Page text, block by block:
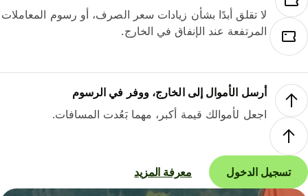
لا تقلق أبدًا بشأن زيادات سعر الصرف، أو رسوم المعاملات
المرتفعة عند الإنفاق في الخارج.
أرسل الأموال إلى الخارج، ووفر في الرسوم
اجعل لأموالك قيمة أكبر، مهما بَعُدت المسافات.
تسجيل الدخول معرفة المزيد